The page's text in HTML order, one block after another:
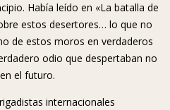
Había leído en «La batalla de
estos desertores… lo que no
de estos moros en verdaderos
odio que despertaban no
el futuro.
internacionales